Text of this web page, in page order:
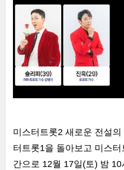
미스터트롯2 새로운 전설
터트롯1을 돌아보고 미스터
간으로 12월 17일(토) 밤